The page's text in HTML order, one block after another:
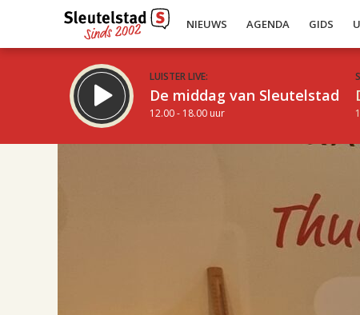
NIEUWS AGENDA GIDS
LUISTER LIVE:
De middag van Sleutelstad
12.00 - 18.00 uur